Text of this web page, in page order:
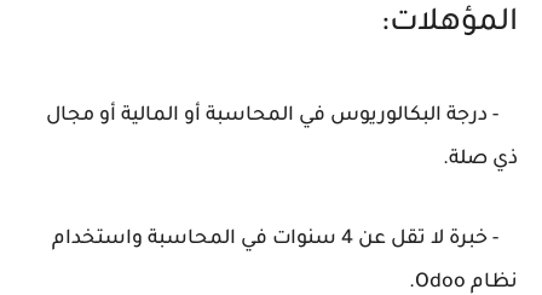
المؤهلات:
- درجة البكالوريوس في المحاسبة أو المالية أو مجال
ذي صلة.
- خبرة لا تقل عن 4 سنوات في المحاسبة واستخدام
نظام Odoo.